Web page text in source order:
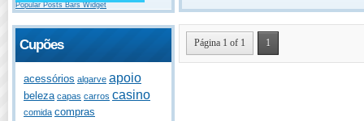
Popular Posts Bars Widget
Cupões
acessórios algarve apoio
beleza capas carros casino
comida compras
Página 1 of 1 1